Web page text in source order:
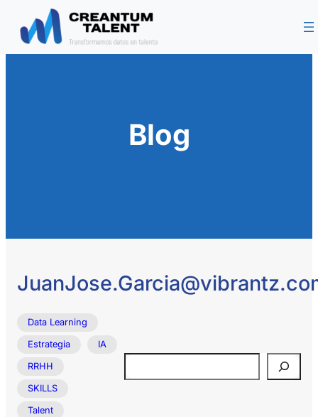
Saltar
al
Blog
Data Learning
Estrategia IA
RRHH
SKILLS
Talent